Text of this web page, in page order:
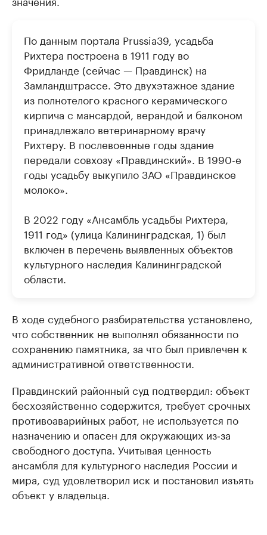
По данным портала Prussia39, усадьба
Рихтера построена в 1911 году во
Фридланде (сейчас — Правдинск) на
Замландштрассе. Это двухэтажное здание
из полнотелого красного керамического
кирпича с мансардой, верандой и балконом
принадлежало ветеринарному врачу
Рихтеру. В послевоенные годы здание
передали совхозу «Правдинский». В 1990-е
годы усадьбу выкупило ЗАО «Правдинское
молоко».
В 2022 году «Ансамбль усадьбы Рихтера,
1911 год» (улица Калининградская, 1) был
включен в перечень выявленных объектов
культурного наследия Калининградской
области.
В ходе судебного разбирательства установлено,
что собственник не выполнял обязанности по
сохранению памятника, за что был привлечен к
административной ответственности.
Правдинский районный суд подтвердил: объект
бесхозяйственно содержится, требует срочных
противоаварийных работ, не используется по
назначению и опасен для окружающих из‑за
свободного доступа. Учитывая ценность
ансамбля для культурного наследия России и
мира, суд удовлетворил иск и постановил изъять
объект у владельца.